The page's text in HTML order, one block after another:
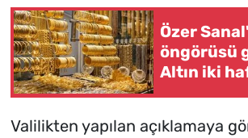
Özer
öngörüsü
Altın iki
Valilikten yapılan açıklamaya